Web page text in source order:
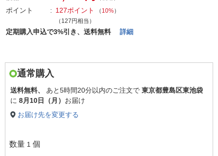
ポイント 127ポイント （ 10%）
（127円相当）
定期購入申込で3%引き、送料無料 詳細
通常購入
送料無料、 あと5時間20分以内のご注文で 東京都豊島区東池袋
に 8月10日（月） お届け
お届け先を変更する
数量 1 個